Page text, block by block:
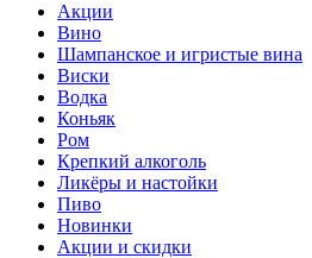
Акции
Вино
Шампанское и игристые вина
Виски
Водка
Коньяк
Ром
Крепкий алкоголь
Ликёры и настойки
Пиво
Новинки
Акции и скидки